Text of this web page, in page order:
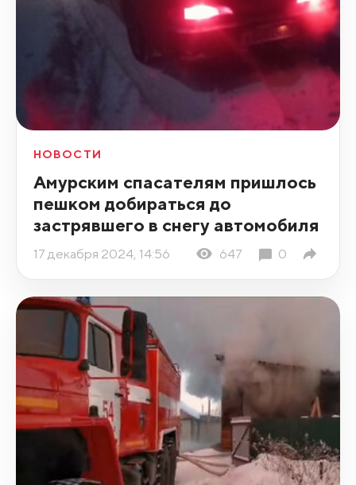
НОВОСТИ
Амурским спасателям пришлось
пешком добираться до
застрявшего в снегу автомобиля
17 декабря 2024, 14:56 647 0